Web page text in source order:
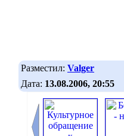
Разместил: Valger
Дата: 13.08.2006, 20:55